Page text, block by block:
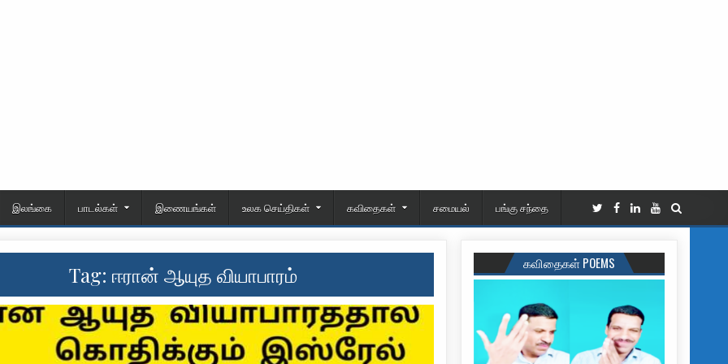
இலங்கை பாடல்கள் இணையங்கள் உலக செய்திகள் கவிதைகள் சமையல் பங்கு சந்தை
Tag: ஈரான் ஆயுத வியாபாரம் கவிதைகள் POEMS